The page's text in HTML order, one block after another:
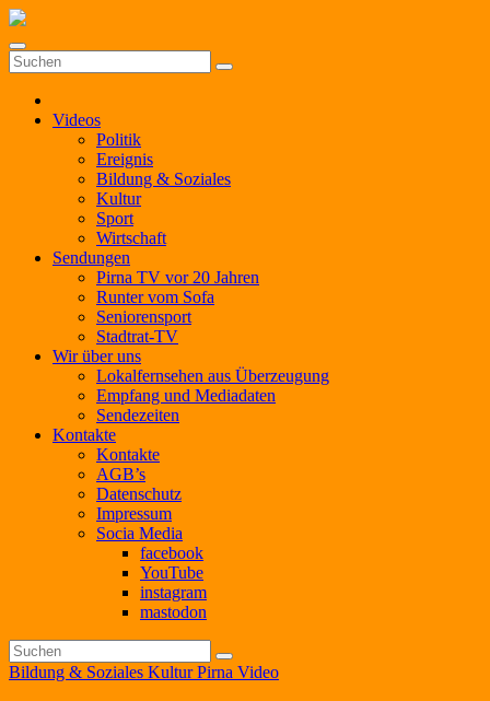
Zum
springen
Videos
Politik
Ereignis
Bildung & Soziales
Kultur
Sport
Wirtschaft
Sendungen
Pirna TV vor 20 Jahren
Runter vom Sofa
Seniorensport
Stadtrat-TV
Wir über uns
Lokalfernsehen aus Überzeugung
Empfang und Mediadaten
Sendezeiten
Kontakte
Kontakte
AGB’s
Datenschutz
Impressum
Socia Media
facebook
YouTube
instagram
mastodon
Bildung & Soziales KulturPirna Video